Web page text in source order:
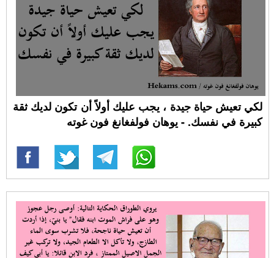
لكي تعيش حياة جيدة ، يجب عليك أولاً أن تكون لديك ثقة
كبيرة في نفسك. - يوهان فولفغانغ فون غوته